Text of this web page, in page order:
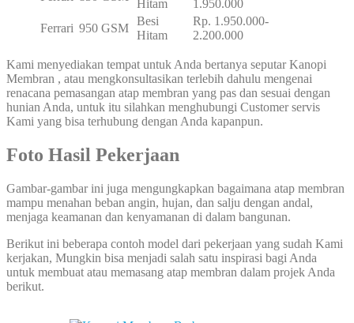
Hitam
1.950.000
Ferrari 950 GSM
Besi
Hitam
Rp. 1.950.000-
2.200.000
Kami menyediakan tempat untuk Anda bertanya seputar Kanopi
Membran , atau mengkonsultasikan terlebih dahulu mengenai
renacana pemasangan atap membran yang pas dan sesuai dengan
hunian Anda, untuk itu silahkan menghubungi Customer servis
Kami yang bisa terhubung dengan Anda kapanpun.
Foto Hasil Pekerjaan
Gambar-gambar ini juga mengungkapkan bagaimana atap membran
mampu menahan beban angin, hujan, dan salju dengan andal,
menjaga keamanan dan kenyamanan di dalam bangunan.
Berikut ini beberapa contoh model dari pekerjaan yang sudah Kami
kerjakan, Mungkin bisa menjadi salah satu inspirasi bagi Anda
untuk membuat atau memasang atap membran dalam projek Anda
berikut.